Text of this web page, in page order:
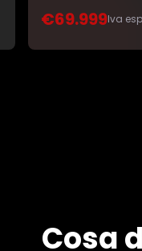
€69.999Iva
Cosa